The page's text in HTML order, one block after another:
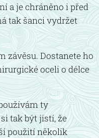
a je chráněno i před
tak šanci vydržet
závěsu. Dostanete ho
oceli o délce
ty
tak být jistí, že
použití několik